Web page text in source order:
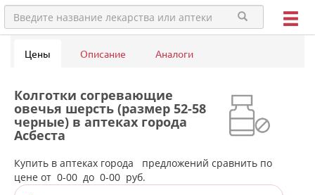
Цены Описание Аналоги
Колготки согревающие
овечья шерсть (размер 52-58
черные) в аптеках города
Асбеста
Купить в аптеках города
предложений сравнить по
цене от 0-00 до 0-00 руб.